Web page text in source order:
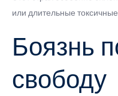
или длительные
Боязнь
свободу